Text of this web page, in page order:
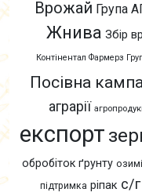
Врожай Група
Жнива Збір
Контінентал Фармерз
Посівна
аграрії
експорт
обробіток ґрунту
підтримка ріпак с/г